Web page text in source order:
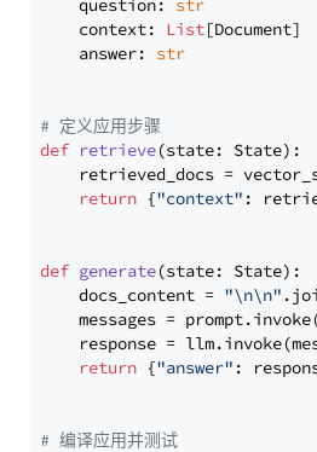
    question:
str
    context:
List[Document]
    answer:
str
# 定义应用步骤
def retrieve(state: State):
retrieved_docs =
return {"context" :
def generate(state: State):
    docs_content =
"\n\n"
messages =
response =
return {"answer" :
# 编译应用并测试